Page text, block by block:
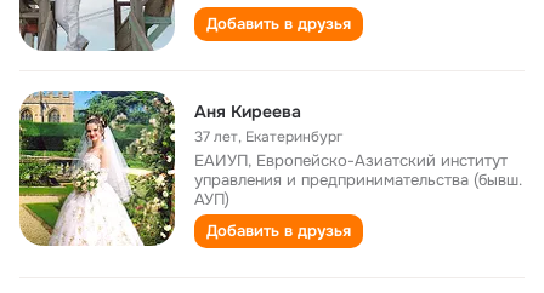
Добавить в друзья
Аня Киреева
37 лет, Екатеринбург
ЕАИУП, Европейско-Азиатский институт
управления и предпринимательства (бывш.
АУП)
Добавить в друзья